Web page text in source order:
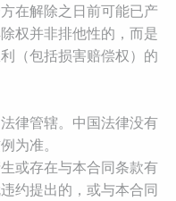
在解除之日前可能已产
权并非排他性的，而是
（包括损害赔偿权）的
律管辖。中国法律没有
为准。
或存在与本合同条款有
约提出的，或与本合同